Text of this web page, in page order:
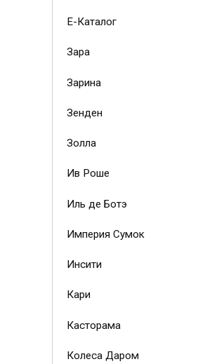
Е-Каталог
Зара
Зарина
Зенден
Золла
Ив Роше
Иль де Ботэ
Империя Сумок
Инсити
Кари
Касторама
Колеса Даром